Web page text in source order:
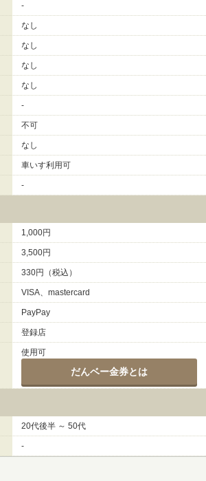
-
なし
なし
なし
なし
-
不可
なし
車いす利用可
-
1,000円
3,500円
330円（税込）
VISA、mastercard
PayPay
登録店
使用可
だんベー金券とは
20代後半 ～ 50代
-